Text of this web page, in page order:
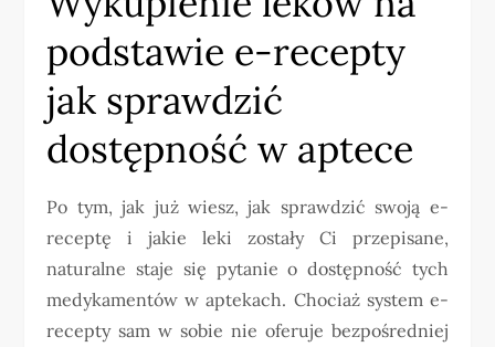
podstawie e-recepty
jak sprawdzić
dostępność w aptece
Po tym, jak już wiesz, jak sprawdzić swoją e-
receptę i jakie leki zostały Ci przepisane,
naturalne staje się pytanie o dostępność tych
medykamentów w aptekach. Chociaż system e-
recepty sam w sobie nie oferuje bezpośredniej